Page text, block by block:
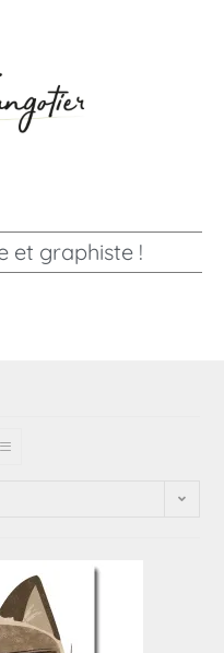
et graphiste !